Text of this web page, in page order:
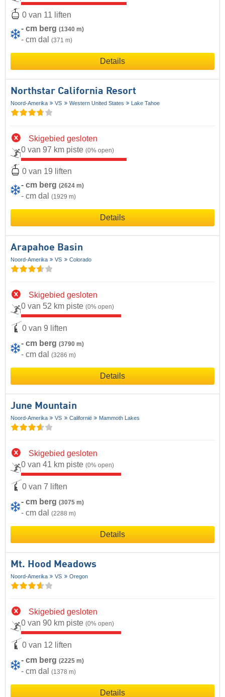
0 van 11 liften
- cm berg (1340 m)
- cm dal (371 m)
Details
Northstar California Resort
Noord-Amerika VS Western United States Lake Tahoe
Skigebied gesloten
0 van 97 km piste (0% open)
0 van 19 liften
- cm berg (2624 m)
- cm dal (1929 m)
Details
Arapahoe Basin
Noord-Amerika VS Colorado
Skigebied gesloten
0 van 52 km piste (0% open)
0 van 9 liften
- cm berg (3790 m)
- cm dal (3286 m)
Details
June Mountain
Noord-Amerika VS Californië Mammoth Lakes
Skigebied gesloten
0 van 41 km piste (0% open)
0 van 7 liften
- cm berg (3075 m)
- cm dal (2288 m)
Details
Mt. Hood Meadows
Noord-Amerika VS Oregon
Skigebied gesloten
0 van 90 km piste (0% open)
0 van 12 liften
- cm berg (2225 m)
- cm dal (1378 m)
Details